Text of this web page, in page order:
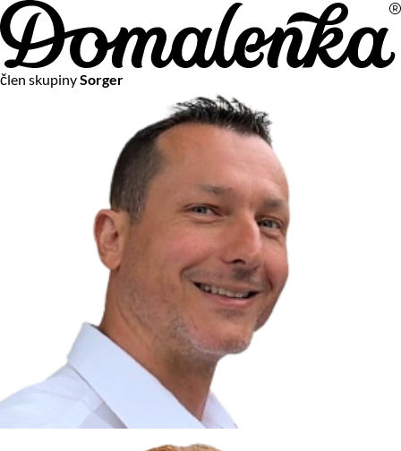
člen skupinySorger
Na vašom súkromí nám záleží
Chceme vám neustále poskytovať tie najlepšie služby.
Vzhľadom k platnej legislatíve od vás ale potrebujeme súhlas
s používaním súborov cookies.
Viac o personalizácii a meraní
Aby sme vedeli, čo sa deje na webových stránkach a aby sme
vám mohli prispôsobiť ponuky na mieru či reklamu,
používame cookies a taktiežslužby spoločnosti Google
Čo sú cookies?
Cookies sú malé textové súbory, ktoré môžu byť používané
webovými stránkami, aby zefektívnili používateľský zážitok.
Vďaka cookies vám môžeme ponúkať služby podľa toho, čo
naozaj hľadáte a chcete nájsť.
Kedykoľvek sa môžete slobodne rozhodnúť, ktoré typy
používania cookies chcete umožniť.
Zákon uvádza, že môžeme ukladať cookies na vašom
zariadení, pokiaľ sú nevyhnutne nutné pre prevádzku tejto